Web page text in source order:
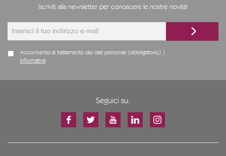
Iscriviti alla newsletter per conoscere le nostre novità!
Acconsento al trattamento dei dati personali (obbligatorio) |
Informativa
Seguici su: